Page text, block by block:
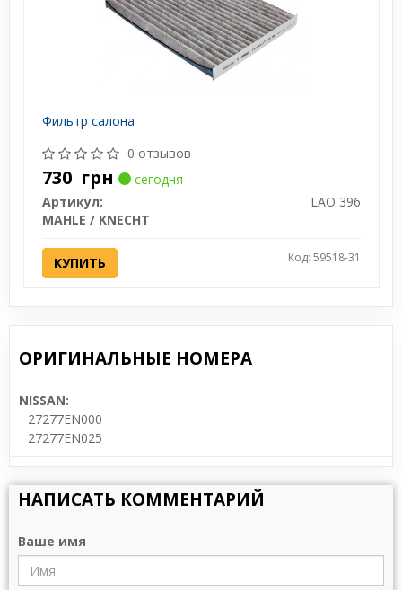
Фильтр салона
0 отзывов
730 грн
сегодня
Артикул:
LAO 396
MAHLE / KNECHT
КУПИТЬ Код: 59518-31
ОРИГИНАЛЬНЫЕ НОМЕРА
NISSAN:
27277EN000
27277EN025
НАПИСАТЬ КОММЕНТАРИЙ
Ваше имя